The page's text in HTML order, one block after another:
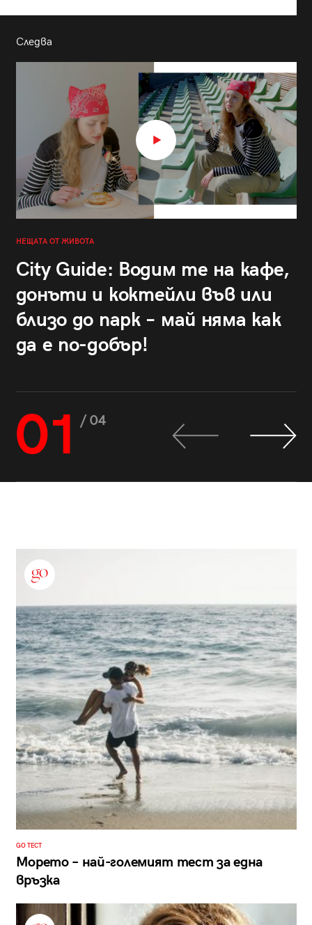
Следва
НЕЩАТА ОТ ЖИВОТА
City Guide: Водим те на кафе,
донъти и коктейли във или
близо до парк – май няма как
да е по-добър!
01 / 04
GO ТЕСТ
Морето – най-големият тест за една
връзка